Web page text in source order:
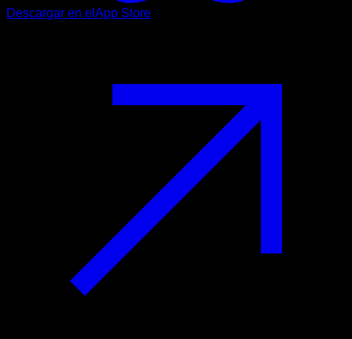
Descargar en el App Store